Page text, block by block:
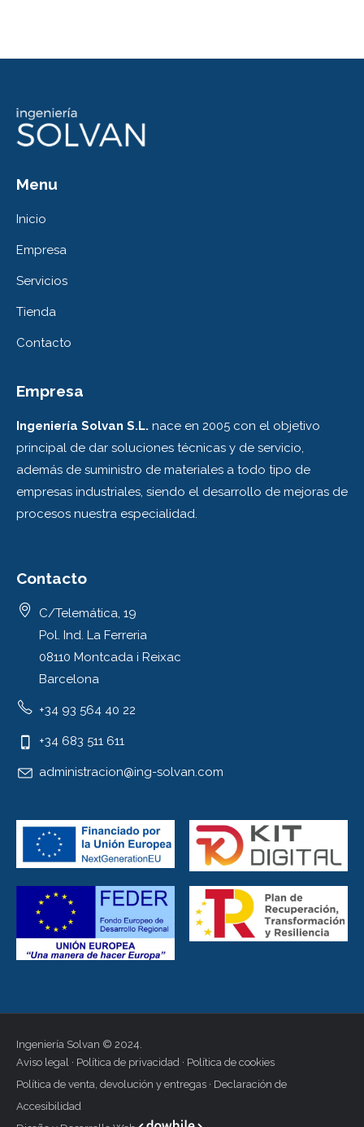
Menu
Inicio
Empresa
Servicios
Tienda
Contacto
Empresa
Ingeniería Solvan S.L. nace en 2005 con el objetivo
principal de dar soluciones técnicas y de servicio,
además de suministro de materiales a todo tipo de
empresas industriales, siendo el desarrollo de mejoras de
procesos nuestra especialidad.
Contacto
C/Telemática, 19
Pol. Ind. La Ferreria
08110 Montcada i Reixac
Barcelona
+34 93 564 40 22
+34 683 511 611
administracion@ing-solvan.com
Ingeniería Solvan © 2024.
Aviso legal · Política de privacidad · Política de cookies
Política de venta, devolución y entregas · Declaración de
Accesibilidad